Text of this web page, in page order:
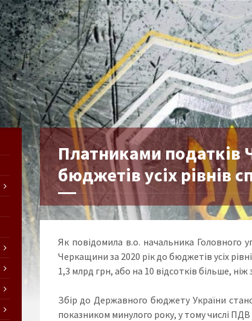
Платниками податків
бюджетів усіх рівнів
Як повідомила в.о. начальника Головного
Черкащини за 2020 рік до бюджетів усіх
1,3 млрд грн, або на 10 відсотків більше, ніж
Збір до Державного бюджету України
показником минулого року, у тому числі